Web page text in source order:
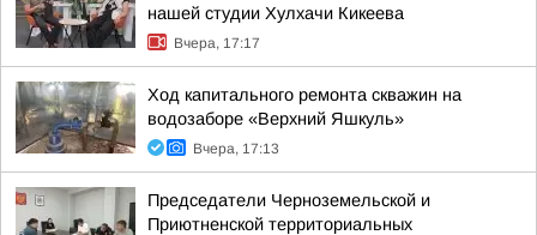
нашей студии Хулхачи Кикеева
Вчера, 17:17
Ход капитального ремонта скважин на
водозаборе «Верхний Яшкуль»
Вчера, 17:13
Председатели Черноземельской и
Приютненской территориальных